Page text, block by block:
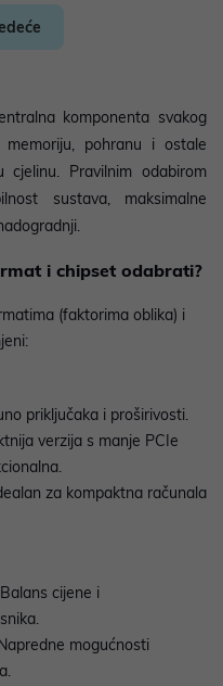
komponenta svakog
pohranu i ostale
Pravilnim odabirom
sustava, maksimalne
i chipset odabrati?
(faktorima oblika) i
priključaka i proširivosti.
verzija s manje PCIe
za kompaktna računala
cijene i
mogućnosti